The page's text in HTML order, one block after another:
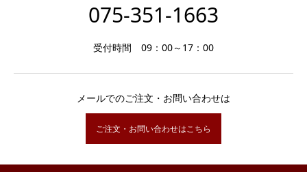
075-351-1663
受付時間 09：00～17：00
メールでのご注文・お問い合わせは
ご注文・お問い合わせはこちら